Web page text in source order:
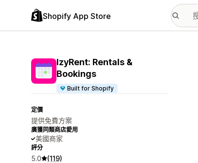
Shopify App Store
IzyRent: Rentals &
Bookings
Built for Shopify
定價
提供免費方案
廣獲同類商店愛用
美國商家
評分
5.0 (119)